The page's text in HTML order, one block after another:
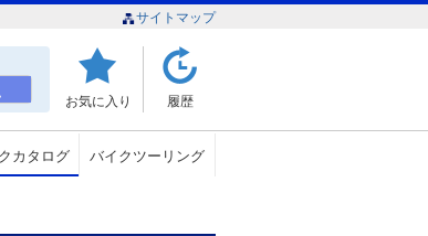
サイトマップ
お気に入り 履歴
カタログ バイクツーリング